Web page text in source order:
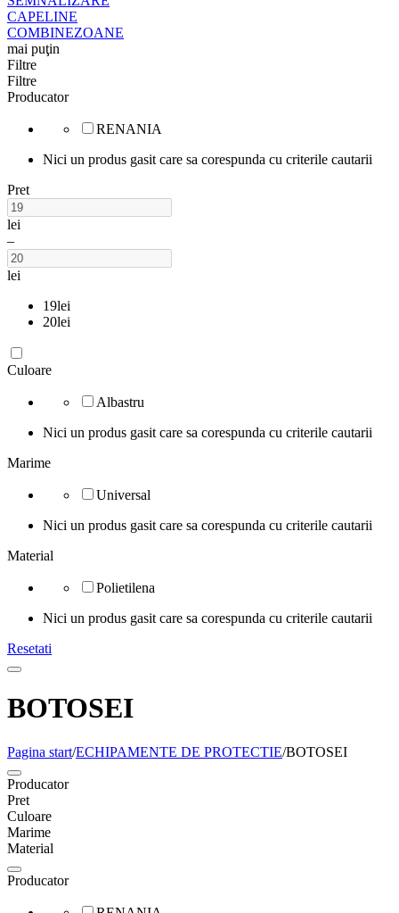
CAPELINE
COMBINEZOANE
mai puţin
Filtre
Filtre
Producator
RENANIA
Nici un produs gasit care sa corespunda cu criterile cautarii
Pret
lei
–
lei
19lei
20lei
Culoare
Albastru
Nici un produs gasit care sa corespunda cu criterile cautarii
Marime
Universal
Nici un produs gasit care sa corespunda cu criterile cautarii
Material
Polietilena
Nici un produs gasit care sa corespunda cu criterile cautarii
Resetati
BOTOSEI
Pagina start/ECHIPAMENTE DE PROTECTIE/BOTOSEI
Producator
Pret
Culoare
Marime
Material
Producator